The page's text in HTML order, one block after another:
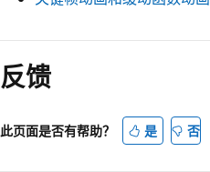
反馈
此页面是否有帮助？ 是 否